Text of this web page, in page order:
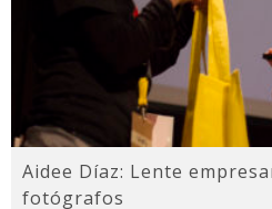
Aidee Díaz: Lente
fotógrafos